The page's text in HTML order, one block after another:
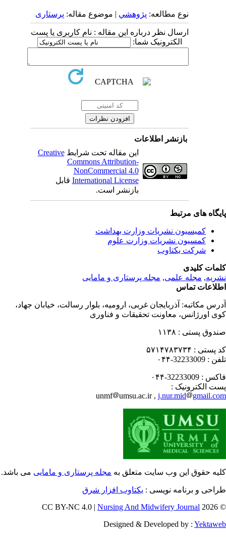
نوع مطالعه:پژوهشي| موضوع مقاله:پرستاری
ارسال نظر درباره این مقاله : نام کاربری یا پست
الکترونیک شما:
بازنشر اطلاعات
این مقاله تحت شرایطCreative
Commons Attribution-
NonCommercial 4.0
International Licenseقابل
بازنشر است.
های مرتبط
کمیسیون نشریات وزارت بهداشت
کمسیون نشریات وزارت علوم
شرکت یکتاوب
کلیدی
,مجله علمی, مجله پرستاری و مامایی
تماس
مکاتبه:آذربایجان غربی، ارومیه، بلوار رسالت، خیابان جهاد،
اورژانس، معاونت تحقیقات و فناوری
پستی : ۱۱۳۸
پستی : ۵۷۱۴۷۸۳۷۳۴
: 32233009-۰۴۴
: 32233009-۰۴۴
الکترونیک :
unmf
umsu.ac.ir ,j.nur.mid
حقوق این وب سایت متعلق بهمجله پرستاری و ماماییمی باشد.
و برنامه نویسی : یکتاوب افزار شرق
©
Nursing And Midwifery Journal
Designed & Developed by :